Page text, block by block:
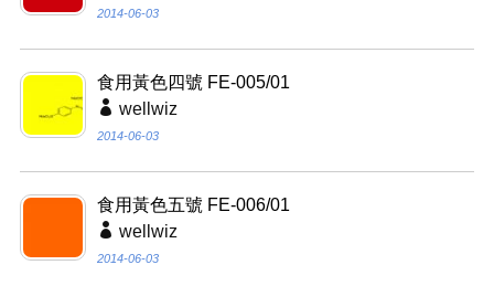
2014-06-03
食用黃色四號 FE-005/01
wellwiz
2014-06-03
食用黃色五號 FE-006/01
wellwiz
2014-06-03